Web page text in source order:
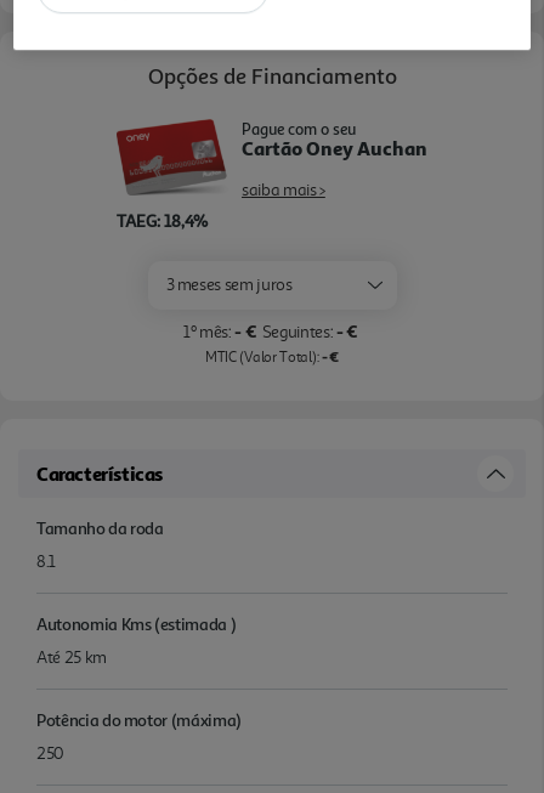
Opções de Financiamento
TAEG: 18,4%
Pague com o seu
Cartão Oney Auchan
saiba mais >
3 meses sem juros
1º mês:- € Seguintes:- €
MTIC (Valor Total):- €
Características
Tamanho da roda
8.1
Autonomia Kms (estimada )
Até 25 km
Potência do motor (máxima)
250